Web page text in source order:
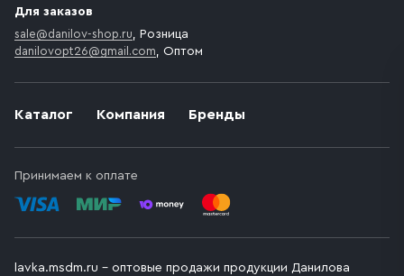
Каталог Компания Бренды
Принимаем к оплате
Для заказов
sale@danilov-shop.ru, Розница
danilovopt26@gmail.com, Оптом
lavka.msdm.ru – оптовые продажи продукции Данилова